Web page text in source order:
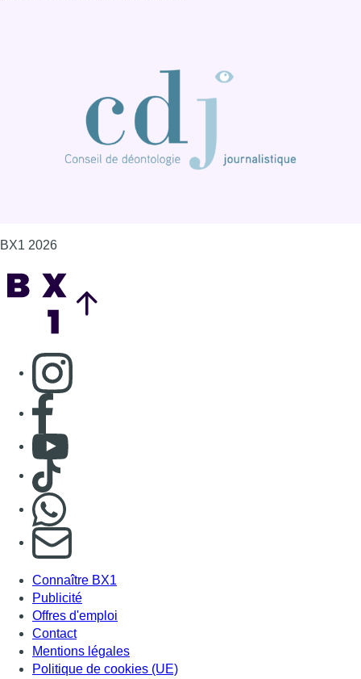
BX1 2026
Consulter page Instagram
Consulter page Facebook
Consulter Youtube
Consulter TikTok
S'abonner à notre newsletter
Connaître BX1
Publicité
Offres d'emploi
Contact
Mentions légales
Politique de cookies (UE)